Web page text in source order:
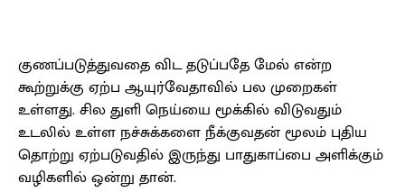
குணப்படுத்துவதை விட தடுப்பதே மேல் என்ற
கூற்றுக்கு ஏற்ப ஆயுர்வேதாவில் பல முறைகள்
உள்ளது. சில துளி நெய்யை மூக்கில் விடுவதும்
உடலில் உள்ள நச்சுக்களை நீக்குவதன் மூலம் புதிய
தொற்று ஏற்படுவதில் இருந்து பாதுகாப்பை அளிக்கும்
வழிகளில் ஒன்று தான்.